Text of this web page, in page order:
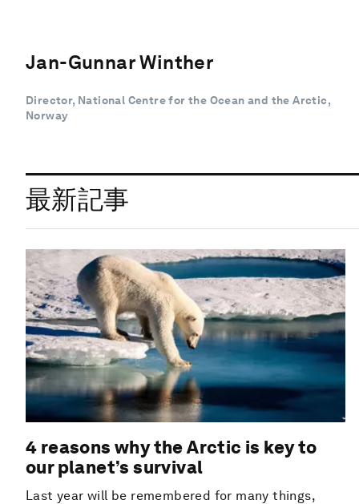
Jan-Gunnar Winther
Director, National Centre for the Ocean and the Arctic,
Norway
最新記事
4 reasons why the Arctic is key to
our planet’s survival
Last year will be remembered for many things,